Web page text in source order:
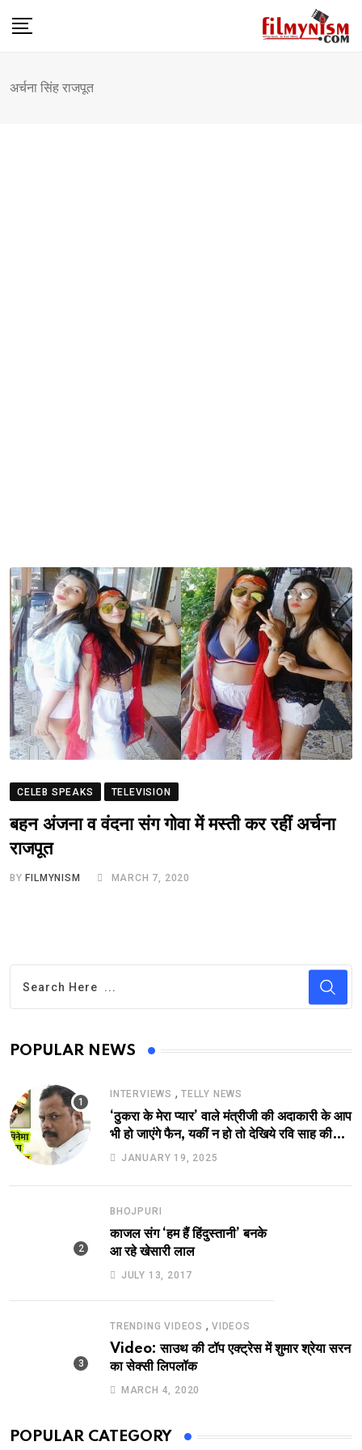
अर्चना सिंह राजपूत
CELEB SPEAKS TELEVISION
बहन अंजना व वंदना संग गोवा में मस्ती कर रहीं अर्चना
राजपूत
BY FILMYNISM MARCH 7, 2020
POPULAR NEWS
INTERVIEWS , TELLY NEWS
‘ठुकरा के मेरा प्यार’ वाले मंत्रीजी की अदाकारी के आप
भी हो जाएंगे फैन, यकीं न हो तो देखिये रवि साह की
दमदार भूमिका
JANUARY 19, 2025
BHOJPURI
काजल संग ‘हम हैं हिंदुस्तानी’ बनके
आ रहे खेसारी लाल
JULY 13, 2017
TRENDING VIDEOS , VIDEOS
Video: साउथ की टॉप एक्ट्रेस में शुमार श्रेया सरन
का सेक्सी लिपलॉक
MARCH 4, 2020
POPULAR CATEGORY